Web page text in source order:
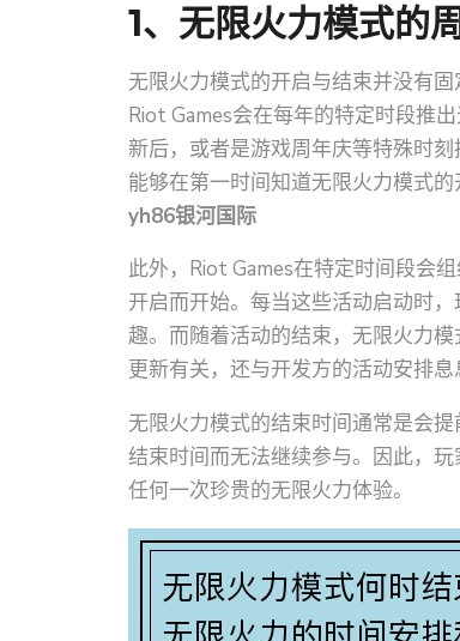
1、无限火力模式的
无限火力模式的开启与结束并没有
Riot Games会在每年的特定时段推
新后，或者是游戏周年庆等特殊时
能够在第一时间知道无限火力模式的
yh86银河国际
此外，Riot Games在特定时间段会
开启而开始。每当这些活动启动时
趣。而随着活动的结束，无限火力
更新有关，还与开发方的活动安排息
无限火力模式的结束时间通常是会
结束时间而无法继续参与。因此，
任何一次珍贵的无限火力体验。